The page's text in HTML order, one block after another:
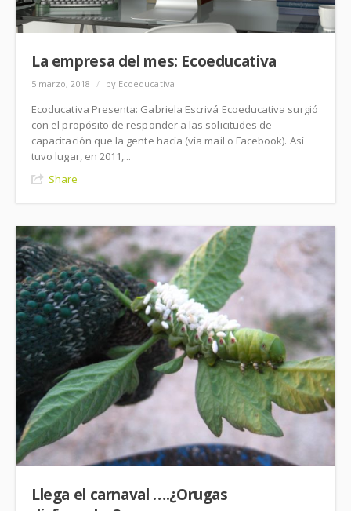
La empresa del mes: Ecoeducativa
5 marzo, 2018 / by Ecoeducativa
Ecoducativa Presenta: Gabriela Escrivá Ecoeducativa surgió
con el propósito de responder a las solicitudes de
capacitación que la gente hacía (vía mail o Facebook). Así
tuvo lugar, en 2011,...
Share
Llega el carnaval ….¿Orugas